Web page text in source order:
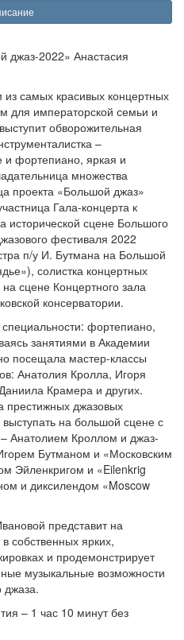
джаз-2022» Анастасия
самых красивых концертных
для императорской семьи и
обворожительная
–
и фортепиано, яркая и
множества
проекта «Большой джаз»
Гала-концерта к
исторической сцене Большого
фестиваля 2022
п/у И. Бутмана на Большой
солистка концертных
сцене Концертного зала
консерватории.
фортепиано,
занятиями в Академии
посещала мастер-классы
Анатолия Кролла, Игоря
Крамера и других.
престижных джазовых
на большой сцене с
Анатолием Кроллом и джаз-
Бутманом и «Московским
Эйленкригом и «Eilenkrig
и диксилендом «Moscow
представит на
собственных ярких,
и продемонстрирует
музыкальные возможности
джаза.
– 1 час 10 минут без